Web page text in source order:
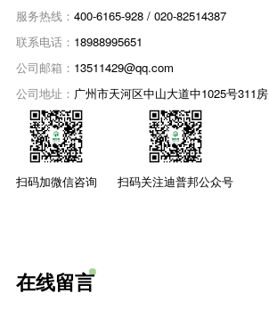
服务热线： 400-6165-928 / 020-82514387
联系电话： 18988995651
公司邮箱： 13511429@qq.com
公司地址： 广州市天河区中山大道中1025号311房
扫码加微信咨询 扫码关注迪普邦公众号
在线留言